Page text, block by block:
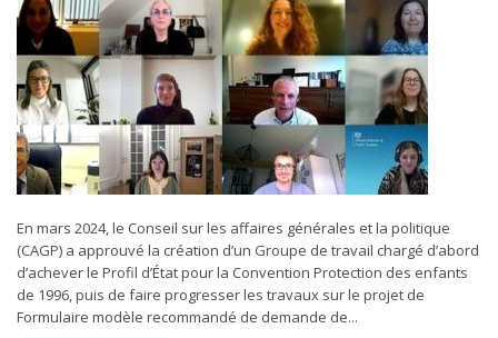
En mars 2024, le Conseil sur les affaires générales et la politique
(CAGP) a approuvé la création d’un Groupe de travail chargé d’abord
d’achever le Profil d’État pour la Convention Protection des enfants
de 1996, puis de faire progresser les travaux sur le projet de
Formulaire modèle recommandé de demande de...